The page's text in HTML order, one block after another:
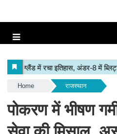
Home राजस्थान
पोकरण में भीषण